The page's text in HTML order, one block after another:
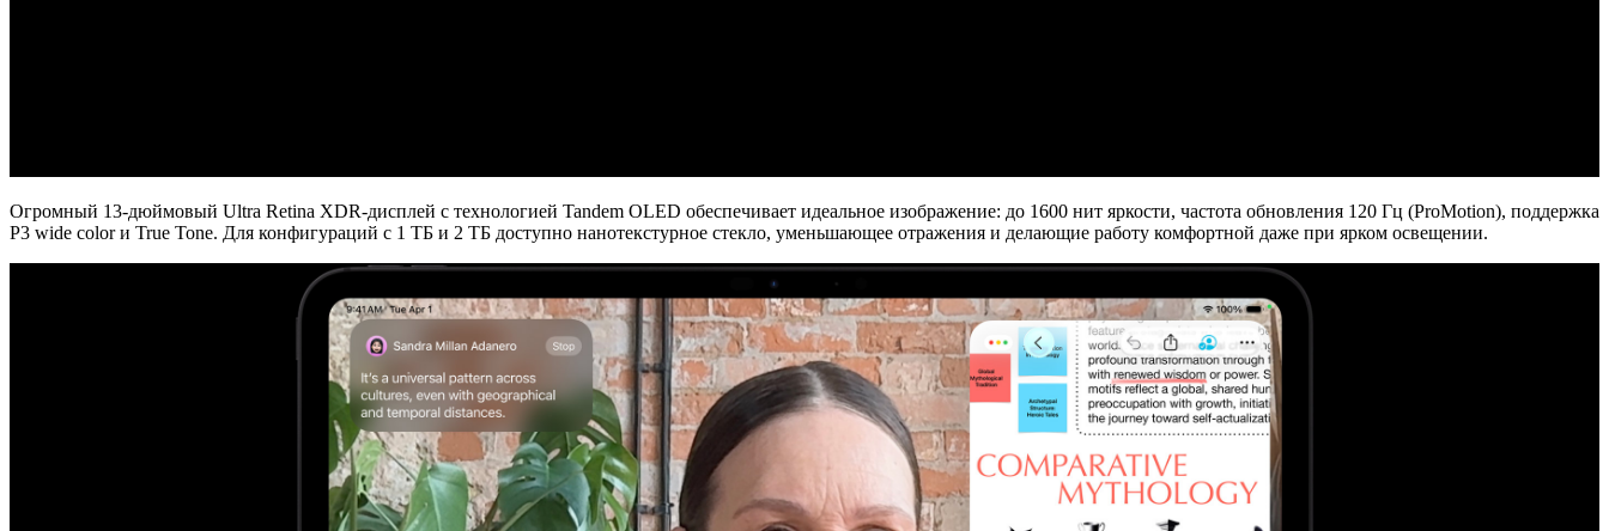
Огромный 13-дюймовый Ultra Retina XDR-дисплей с технологией Tandem OLED обеспечивает идеальное изображение: до 1600 нит яркости, частота обновления 120 Гц (ProMotion), поддержка
P3 wide colorи True Tone. Для конфигураций с 1 ТБ и 2 ТБ доступно нанотекстурное стекло, уменьшающее отражения и делающие работу комфортной даже при ярком освещении.